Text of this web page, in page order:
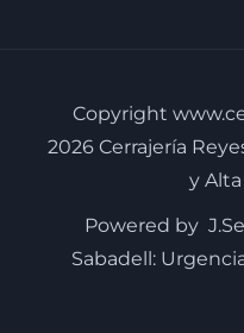
Copyright
2026 Cerrajería
y
Powered by
Sabadell: